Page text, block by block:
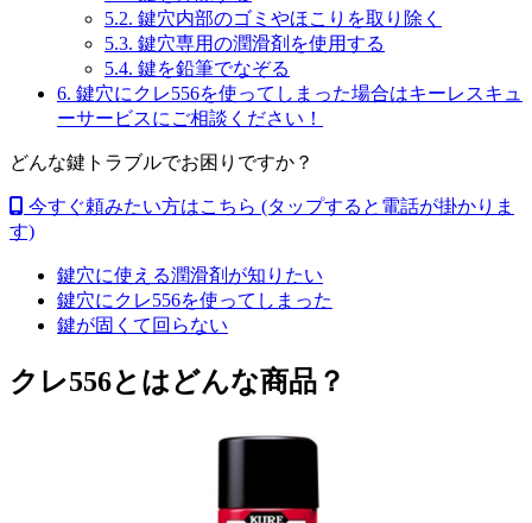
5.2. 鍵穴内部のゴミやほこりを取り除く
5.3. 鍵穴専用の潤滑剤を使用する
5.4. 鍵を鉛筆でなぞる
6. 鍵穴にクレ556を使ってしまった場合はキーレスキュ
ーサービスにご相談ください！
どんな鍵トラブルでお困りですか？
今すぐ頼みたい方はこちら (タップすると電話が掛かりま
す)
鍵穴に使える潤滑剤が知りたい
鍵穴にクレ556を使ってしまった
鍵が固くて回らない
クレ556とはどんな商品？